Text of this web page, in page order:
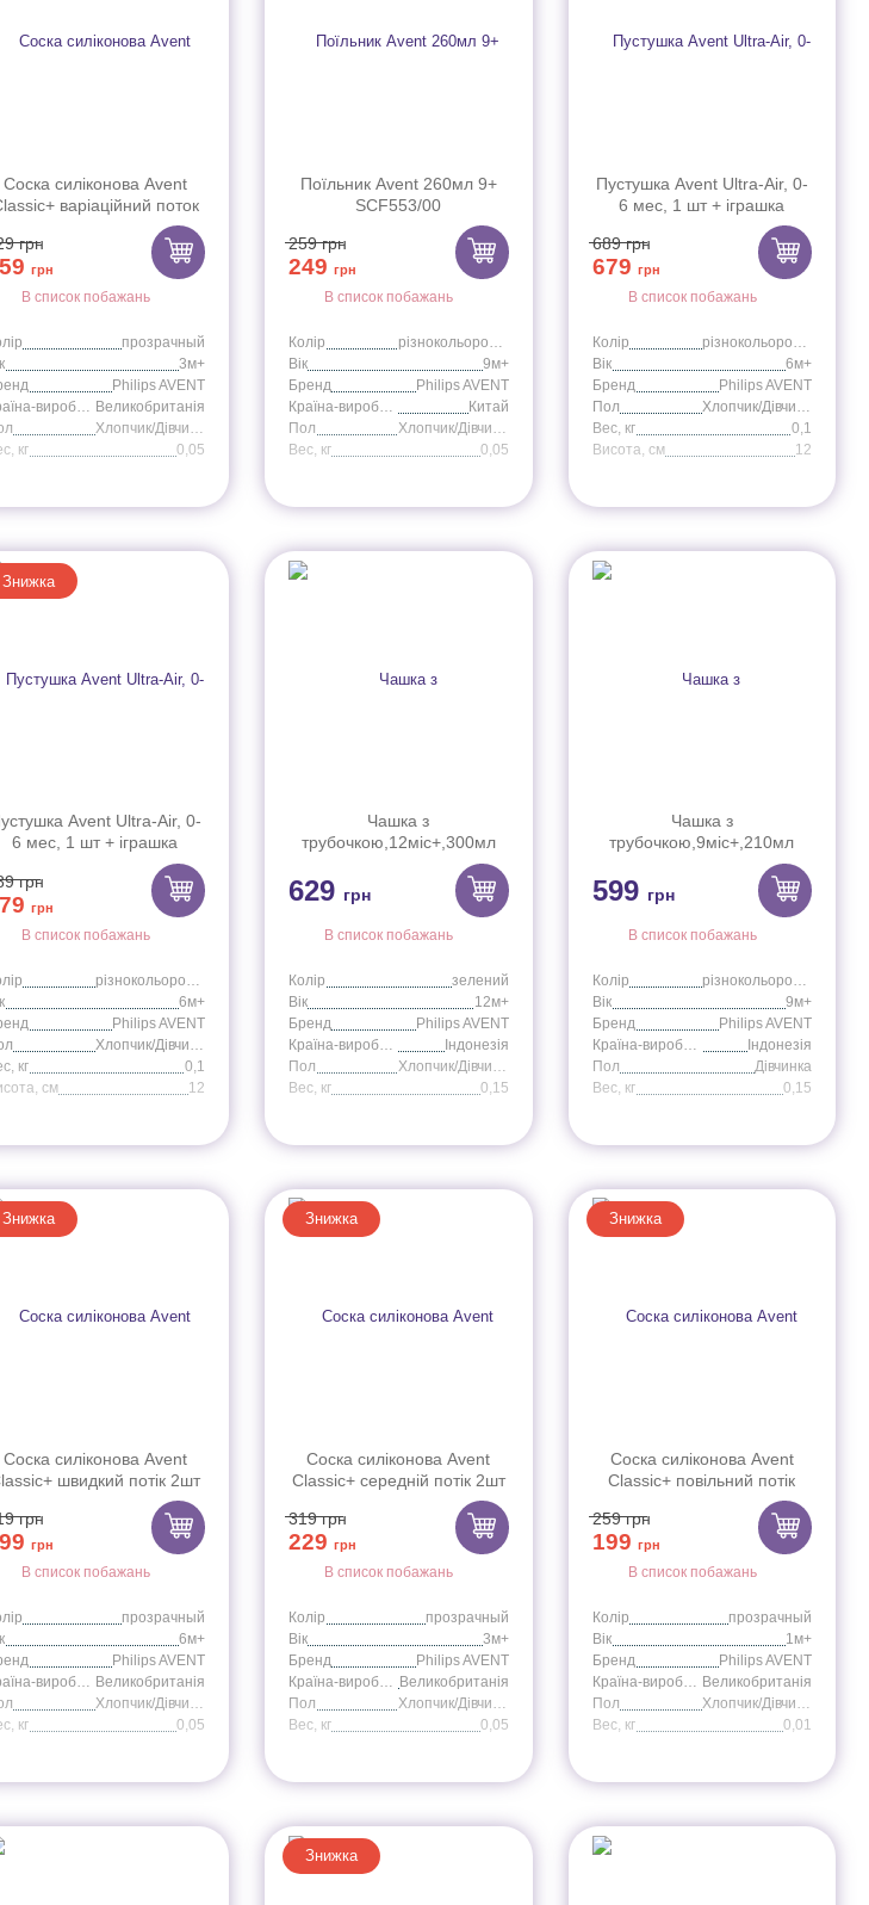
Соска силіконова Avent
варіаційний поток
2шт 3+ SCF635/27
грн
грн
В список побажань
прозрачный
3м+
Philips AVENT
Країна-виробник Великобританія
Хлопчик/Дівчинка
кг
0,05
Поїльник Avent 260мл 9+
SCF553/00
259грн
249 грн
В список побажань
Колір
різнокольоровий
Вік
9м+
Бренд
Philips AVENT
Країна-виробник
Китай
Пол
Хлопчик/Дівчинка
Вес, кг
0,05
Пустушка Avent Ultra-Air, 0-
6 мес, 1 шт + іграшка
слоненя SCF348/13
689грн
679 грн
В список побажань
Колір
різнокольоровий
Вік
6м+
Бренд
Philips AVENT
Пол
Хлопчик/Дівчинка
Вес, кг
0,1
Висота, cм
12
Знижка
Avent Ultra-Air, 0-
6 мес, 1 шт + іграшка
жирафа SCF348/11
грн
грн
В список побажань
6м+
Philips AVENT
кг
0,1
cм
12
Чашка з
трубочкою,12міс+,300мл
629 грн
В список побажань
Колір
зелений
Вік
12м+
Бренд
Philips AVENT
Індонезія
Пол
Вес, кг
0,15
Чашка з
трубочкою,9міс+,210мл
599 грн
В список побажань
Колір
Вік
9м+
Бренд
Philips AVENT
Країна-виробник
Індонезія
Пол
Дівчинка
Вес, кг
0,15
Знижка
Соска силіконова Avent
швидкий потік 2шт
грн
грн
В список побажань
прозрачный
6м+
Philips AVENT
Країна-виробник Великобританія
Хлопчик/Дівчинка
кг
0,05
Знижка
Соска силіконова Avent
Classic+ середній потік 2шт
319грн
229 грн
В список побажань
Колір
прозрачный
Вік
3м+
Бренд
Philips AVENT
Країна-виробник Великобританія
Пол
Хлопчик/Дівчинка
Вес, кг
0,05
Знижка
Соска силіконова Avent
Classic+ повільний потік
2шт 1+ SCF632/27
259грн
199 грн
В список побажань
Колір
прозрачный
Вік
1м+
Бренд
Philips AVENT
Країна-виробник Великобританія
Пол
Хлопчик/Дівчинка
Вес, кг
0,01
Знижка